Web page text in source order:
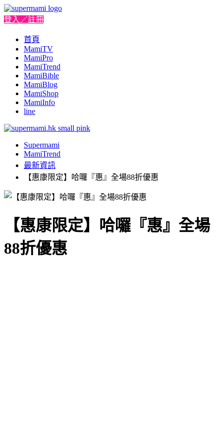
登入／註冊
首頁
MamiTV
MamiPro
MamiTrend
MamiBible
MamiBlog
MamiShop
MamiInfo
line
Supermami
MamiTrend
最新資訊
【惠康限定】哈囉『惠』全場88折優惠
【惠康限定】哈囉『惠』全場
88折優惠